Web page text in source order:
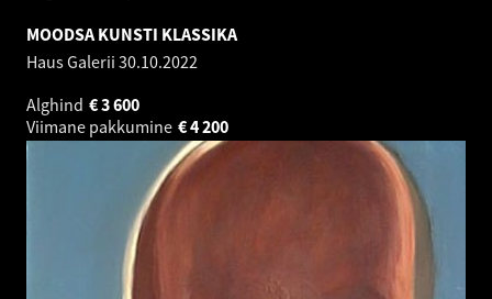
MOODSA KUNSTI KLASSIKA
Haus Galerii 30.10.2022
Alghind
3 600
€
Viimane pakkumine
4 200
€